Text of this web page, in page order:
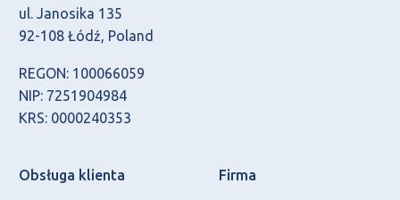
ul. Janosika 135
92-108 Łódź, Poland
REGON: 100066059
NIP: 7251904984
KRS: 0000240353
Obsługa klienta Firma